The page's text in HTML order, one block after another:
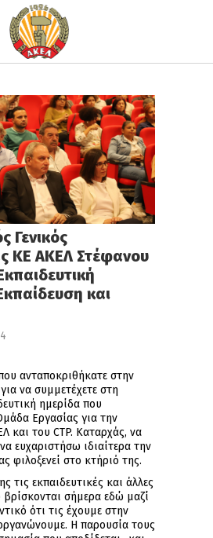
Γενικός
ΚΕ ΑΚΕΛ Στέφανου
και
ανταποκριθήκατε στην
να συμμετέχετε στη
ημερίδα που
Εργασίας για την
και του CTP. Καταρχάς, να
ευχαριστήσω ιδιαίτερα την
φιλοξενεί στο κτήριό της.
τις εκπαιδευτικές και άλλες
σήμερα εδώ μαζί
ότι τις έχουμε στην
Η παρουσία τους